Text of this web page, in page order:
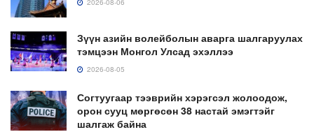
2026-08-06
Зүүн азийн волейболын аварга шалгаруулах
тэмцээн Монгол Улсад эхэллээ
2026-08-05
Согтуугаар тээврийн хэрэгсэл жолоодож,
орон сууц мөргөсөн 38 настай эмэгтэйг
шалгаж байна